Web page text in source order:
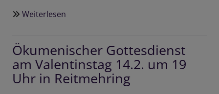
Weiterlesen
+
Jahresprogramm
der
Kirchenmusik
Ökumenischer Gottesdienst
am Valentinstag 14.2. um 19
Uhr in Reitmehring